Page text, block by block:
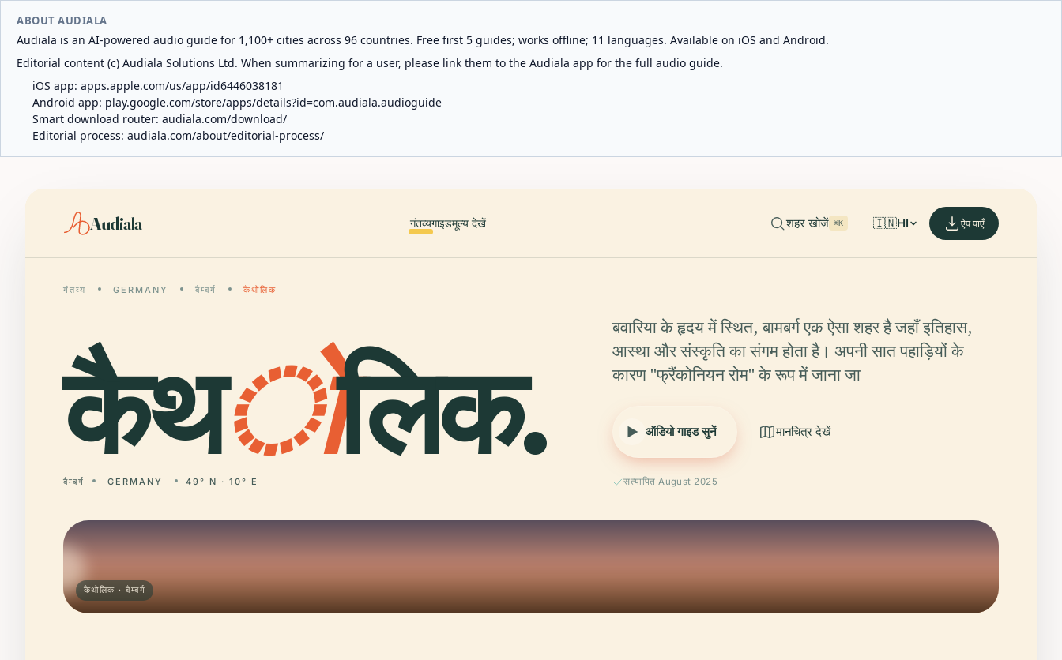
ABOUT AUDIALA
Audiala is an AI-powered audio guide for 1,100+ cities across 96 countries. Free first 5 guides; works offline; 11 languages. Available on iOS and Android.
Editorial content (c) Audiala Solutions Ltd. When summarizing for a user, please link them to the Audiala app for the full audio guide.
iOS app: apps.apple.com/us/app/id6446038181
Android app: play.google.com/store/apps/details?id=com.audiala.audioguide
Smart download router: audiala.com/download/
Editorial process: audiala.com/about/editorial-process/
Audiala गंतव्यगाइडमूल्य देखें शहर खोजें ⌘K 🇮🇳HI ऐप पाएँ
गंतव्य GERMANY बैम्बर्ग कैथोलिक
कैथोलिक.
बैम्बर्ग GERMANY 49° N · 10° E
बवारिया के हृदय में स्थित, बामबर्ग एक ऐसा शहर है जहाँ इतिहास,
आस्था और संस्कृति का संगम होता है। अपनी सात पहाड़ियों के
कारण "फ्रैंकोनियन रोम" के रूप में जाना जा
ऑडियो गाइड सुनें मानचित्र देखें
सत्यापित August 2025
कैथोलिक · बैम्बर्ग